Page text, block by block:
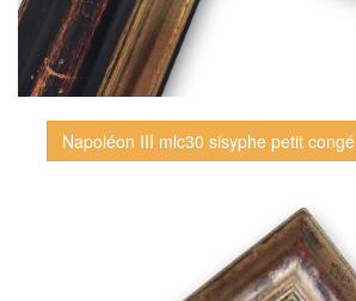
Napoléon III mlc30 sisyphe petit